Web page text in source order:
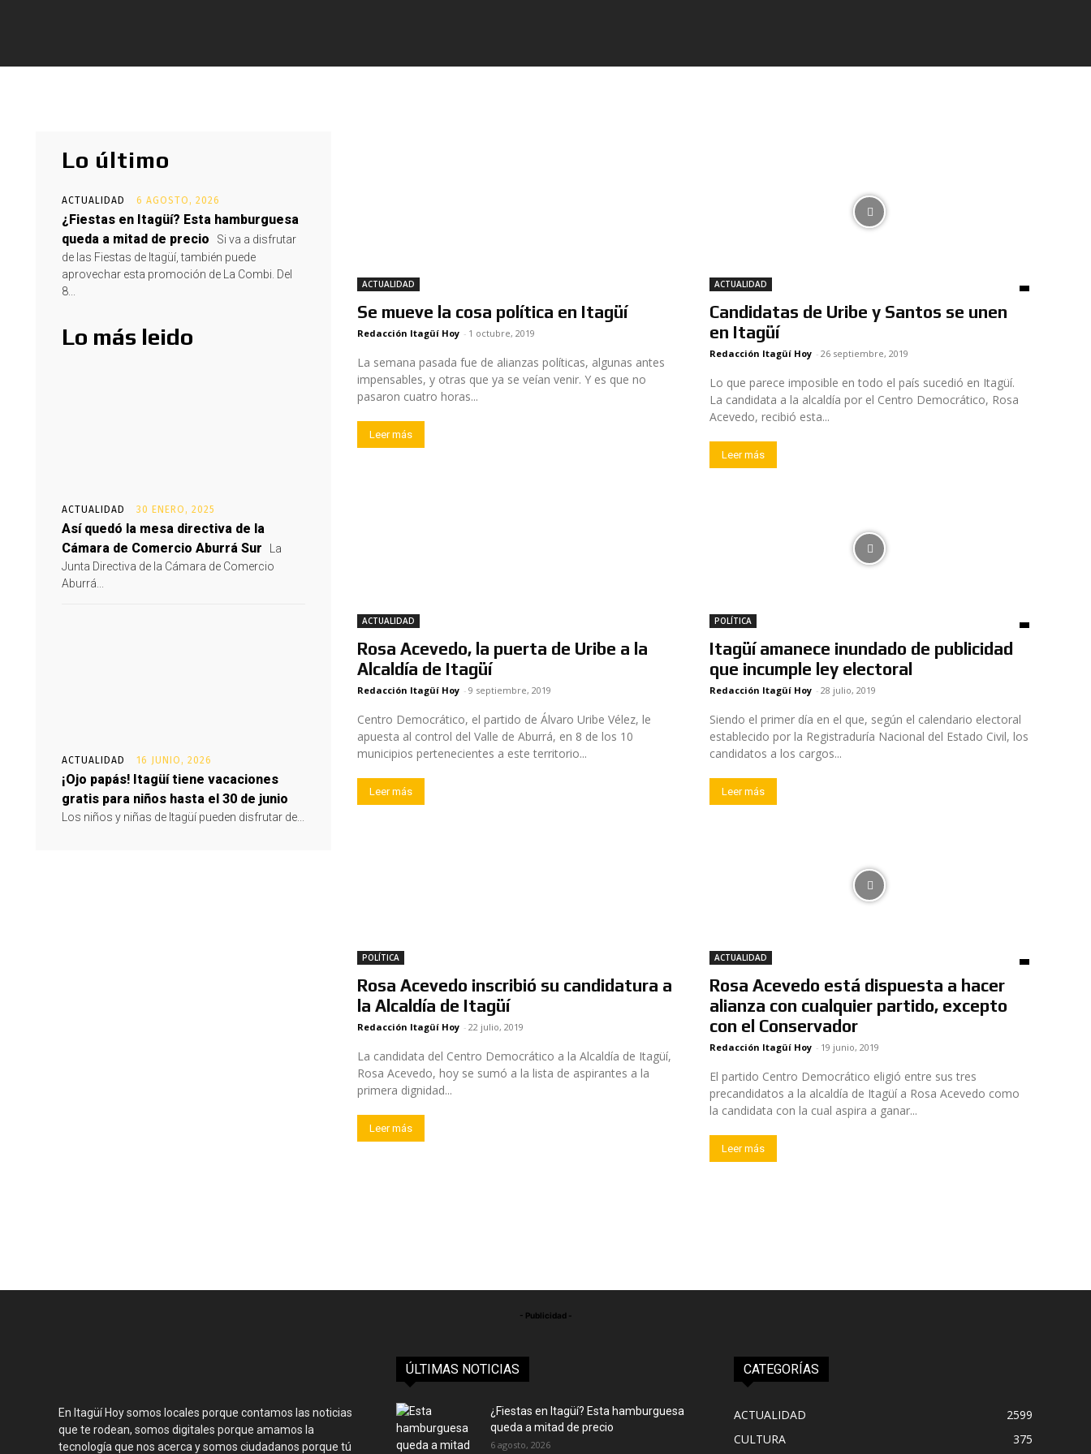
Lo último
ACTUALIDAD 6 AGOSTO, 2026
¿Fiestas en Itagüí? Esta hamburguesa
queda a mitad de precio
Si va a disfrutar
de las Fiestas de Itagüí, también puede
aprovechar esta promoción de La Combi. Del
8...
Lo más leido
ACTUALIDAD 30 ENERO, 2025
Así quedó la mesa directiva de la
Cámara de Comercio Aburrá Sur
La
Junta Directiva de la Cámara de Comercio
Aburrá...
ACTUALIDAD 16 JUNIO, 2026
¡Ojo papás! Itagüí tiene vacaciones
gratis para niños hasta el 30 de junio
Los niños y niñas de Itagüí pueden disfrutar de...
ACTUALIDAD
Se mueve la cosa política en Itagüí
Redacción Itagüí Hoy - 1 octubre, 2019
La semana pasada fue de alianzas políticas, algunas antes
impensables, y otras que ya se veían venir. Y es que no
pasaron cuatro horas...
Leer más
ACTUALIDAD
Candidatas de Uribe y Santos se unen
en Itagüí
Redacción Itagüí Hoy - 26 septiembre, 2019
Lo que parece imposible en todo el país sucedió en Itagüí.
La candidata a la alcaldía por el Centro Democrático, Rosa
Acevedo, recibió esta...
Leer más
ACTUALIDAD
Rosa Acevedo, la puerta de Uribe a la
Alcaldía de Itagüí
Redacción Itagüí Hoy - 9 septiembre, 2019
Centro Democrático, el partido de Álvaro Uribe Vélez, le
apuesta al control del Valle de Aburrá, en 8 de los 10
municipios pertenecientes a este territorio...
Leer más
POLÍTICA
Itagüí amanece inundado de publicidad
que incumple ley electoral
Redacción Itagüí Hoy - 28 julio, 2019
Siendo el primer día en el que, según el calendario electoral
establecido por la Registraduría Nacional del Estado Civil, los
candidatos a los cargos...
Leer más
POLÍTICA
Rosa Acevedo inscribió su candidatura a
la Alcaldía de Itagüí
Redacción Itagüí Hoy - 22 julio, 2019
La candidata del Centro Democrático a la Alcaldía de Itagüí,
Rosa Acevedo, hoy se sumó a la lista de aspirantes a la
primera dignidad...
Leer más
ACTUALIDAD
Rosa Acevedo está dispuesta a hacer
alianza con cualquier partido, excepto
con el Conservador
Redacción Itagüí Hoy - 19 junio, 2019
El partido Centro Democrático eligió entre sus tres
precandidatos a la alcaldía de Itagüí a Rosa Acevedo como
la candidata con la cual aspira a ganar...
Leer más
- Publicidad -
En Itagüí Hoy somos locales porque contamos las noticias
que te rodean, somos digitales porque amamos la
tecnología que nos acerca y somos ciudadanos porque tú
ÚLTIMAS NOTICIAS
¿Fiestas en Itagüí? Esta hamburguesa
queda a mitad de precio
6 agosto, 2026
CATEGORÍAS
ACTUALIDAD
2599
CULTURA
375